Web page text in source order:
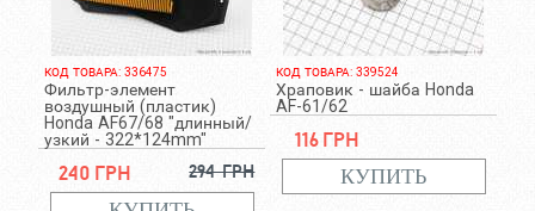
КОД ТОВАРА: 336475
Фильтр-элемент
воздушный (пластик)
Honda AF67/68 "длинный/
узкий - 322*124mm"
240 грн 294 грн
КОД ТОВАРА: 339524
Храповик - шайба Honda
AF-61/62
116 грн